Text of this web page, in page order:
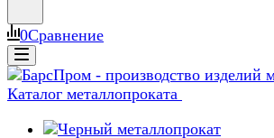
0Сравнение
Каталог металлопроката